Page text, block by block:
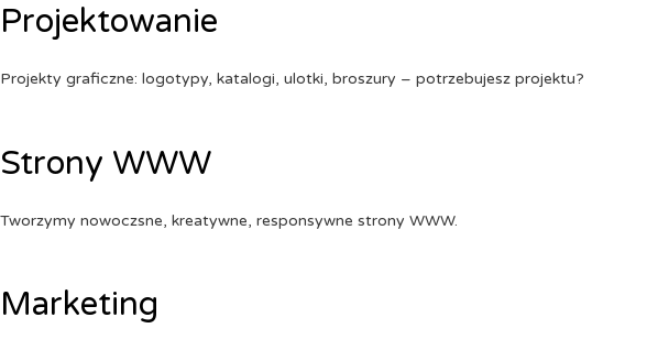
Projektowanie
Projekty graficzne: logotypy, katalogi, ulotki, broszury – potrzebujesz projektu?
Strony WWW
Tworzymy nowoczsne, kreatywne, responsywne strony WWW.
Marketing